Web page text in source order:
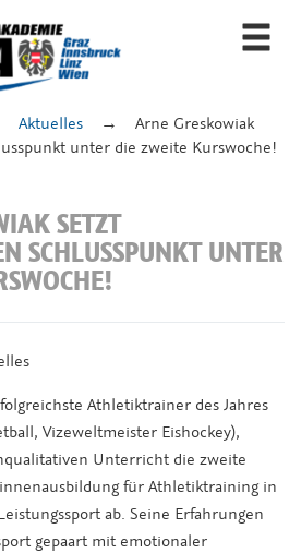
Aktuelles
Arne Greskowiak
unter die zweite Kurswoche!
SETZT
SCHLUSSPUNKT UNTER
Athletiktrainer des Jahres
Vizeweltmeister Eishockey),
Unterricht die zweite
für Athletiktraining in
ab. Seine Erfahrungen
gepaart mit emotionaler